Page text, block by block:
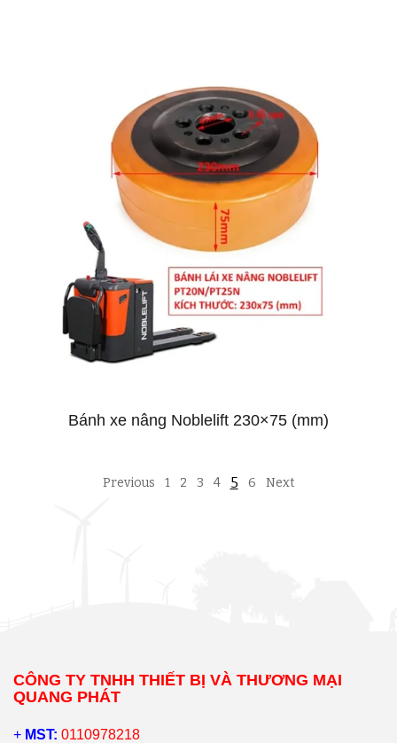
Bánh xe nâng Noblelift 230×75 (mm)
Previous 1 2 3 4 5 6 Next
CÔNG TY TNHH THIẾT BỊ VÀ THƯƠNG MẠI
QUANG PHÁT
+ MST: 0110978218